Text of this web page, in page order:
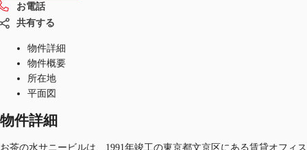
お電話
共有する
物件詳細
物件概要
所在地
平面図
物件詳細
お茶の水サニービルは、1991年竣工の東京都文京区にある賃貸オフィス